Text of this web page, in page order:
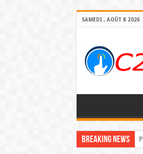
SAMEDI , AOÛT 8 2026
Breaking News